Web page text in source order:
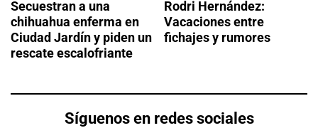
Secuestran a una
chihuahua enferma en
Ciudad Jardín y piden un
rescate escalofriante
Rodri Hernández:
Vacaciones entre
fichajes y rumores
Síguenos en redes sociales